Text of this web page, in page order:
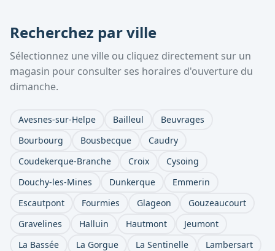
Recherchez par ville
Sélectionnez une ville ou cliquez directement sur un
magasin pour consulter ses horaires d'ouverture du
dimanche.
Avesnes-sur-Helpe Bailleul
Beuvrages
Bourbourg
Bousbecque
Caudry
Coudekerque-Branche
Croix
Cysoing
Douchy-les-Mines
Dunkerque
Emmerin
Escautpont
Fourmies Glageon
Gouzeaucourt
Gravelines
Halluin Hautmont
Jeumont
La Bassée
La Gorgue La Sentinelle
Lambersart